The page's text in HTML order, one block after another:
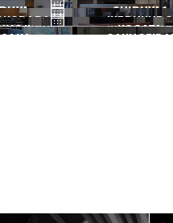
本店
SHIBUYA1
渋谷1号
馬場
IKEBUKURO
池袋
NOGATA
GAKUGEIDAI